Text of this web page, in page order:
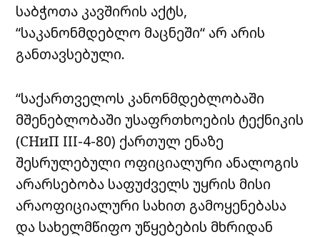
საბჭოთა კავშირის აქტს,
“საკანონმდებლო მაცნეში“ არ არის
განთავსებული.
“საქართველოს კანონმდებლობაში
მშენებლობაში უსაფრთხოების ტექნიკის
(СНиП III-4-80) ქართულ ენაზე
შესრულებული ოფიციალური ანალოგის
არარსებობა საფუძველს უყრის მისი
არაოფიციალური სახით გამოყენებასა
და სახელმწიფო უწყებების მხრიდან